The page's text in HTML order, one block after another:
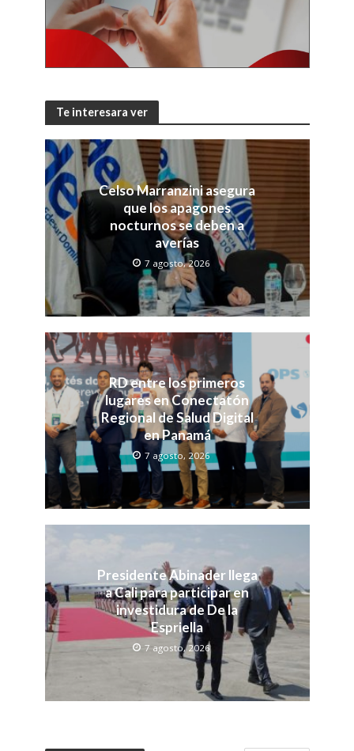
Te interesara ver
Celso Marranzini asegura
que los apagones
nocturnos se deben a
averías
7 agosto, 2026
RD entre los primeros
lugares en Conectatón
Regional de Salud Digital
en Panamá
7 agosto, 2026
Presidente Abinader llega
a Cali para participar en
investidura de De la
Espriella
7 agosto, 2026